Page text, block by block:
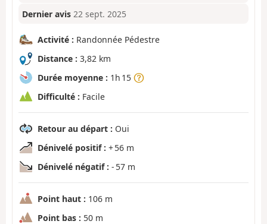
Dernier avis 22 sept. 2025
Activité : Randonnée Pédestre
Distance : 3,82 km
Durée moyenne : 1h 15
Difficulté : Facile
Retour au départ : Oui
Dénivelé positif : + 56 m
Dénivelé négatif : - 57 m
Point haut : 106 m
Point bas : 50 m